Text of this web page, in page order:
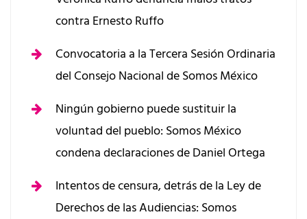
contra Ernesto Ruffo
Convocatoria a la Tercera Sesión Ordinaria
del Consejo Nacional de Somos México
Ningún gobierno puede sustituir la
voluntad del pueblo: Somos México
condena declaraciones de Daniel Ortega
Intentos de censura, detrás de la Ley de
Derechos de las Audiencias: Somos